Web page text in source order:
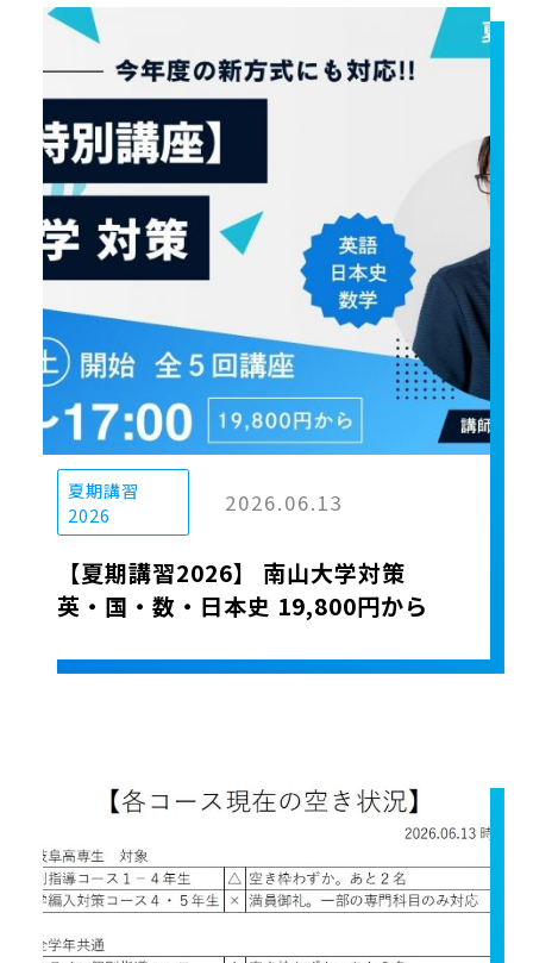
夏期講習
2026
2026.06.13
【夏期講習2026】 南山大学対策
英・国・数・日本史 19,800円から